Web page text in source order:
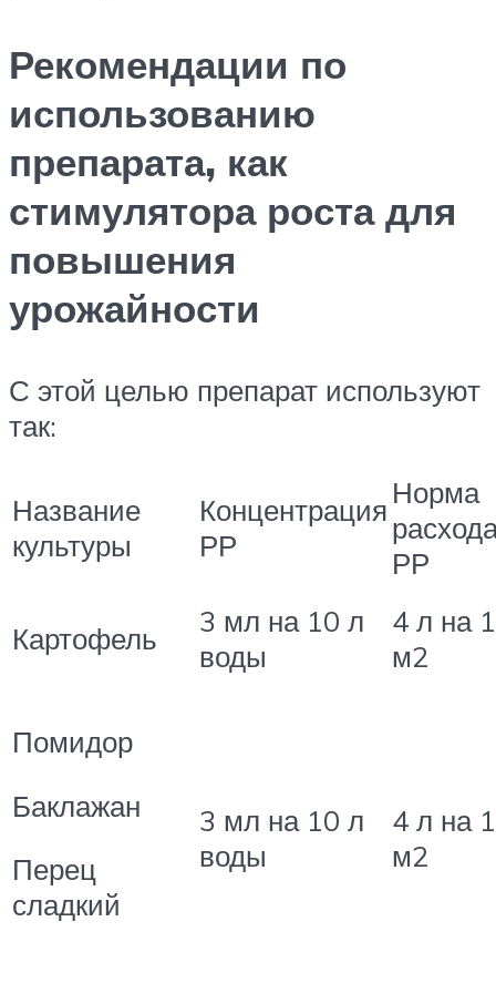
Рекомендации по
использованию
препарата, как
стимулятора роста для
повышения
урожайности
С этой целью препарат используют
так:
Название
культуры
Концентрация
РР
Норма
РР
Картофель
3 мл на 10 л
воды
4 л на
м2
Помидор
Баклажан
Перец
сладкий
3 мл на 10 л
воды
4 л на
м2